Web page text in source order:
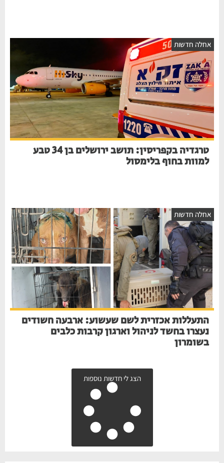
חדשות
טרגדיה בקפריסין: תושב ירושלים בן 34 טבע
למוות בחוף בלימסול
חדשות
התעללות אכזרית לשם שעשוע: ארבעה חשודים
נעצרו בחשד לניהול וארגון קרבות כלבים
בשומרון
הצג לי חדשות נוספות